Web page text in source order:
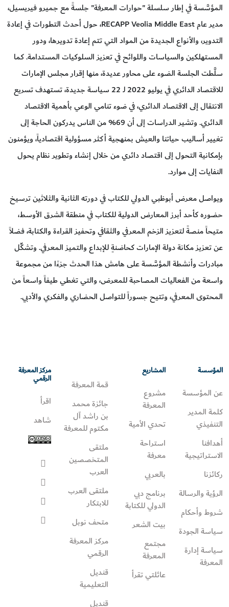
المؤسَّسة في إطار سلسلة "حوارات المعرفة" جلسةً مع جميرو فيريسيل،
مدير عام RECAPP Veolia Middle East، حول أحدث التطورات في إعادة
التدوير، والأنواع الجديدة من المواد التي تتم إعادة تدويرها، ودور
المستهلكين والسياسات واللوائح في تعزيز السلوكيات المستدامة. كما
سلَّطت الجلسة الضوء على محاور عديدة، منها إقرار مجلس الإمارات
للاقتصاد الدائري في يوليو 2022 لـ 22 سياسة جديدة، تستهدف تسريع
الانتقال إلى الاقتصاد الدائري، في ضوء تنامي الوعي بأهمية الاقتصاد
الدائري. وتشير الدراسات إلى أن 69% من الناس يدركون الحاجة إلى
تغيير أساليب حياتنا والعيش بمنهجية أكثر مسؤولية اقتصادياً، ويؤمنون
بإمكانية التحول إلى اقتصاد دائري من خلال إنشاء وتطوير نظام يحول
النفايات إلى موارد.
ويواصل معرض أبوظبي الدولي للكتاب في دورته الثانية والثلاثين ترسيخ
حضوره كأحد أبرز المعارض الدولية للكتاب في منطقة الشرق الأوسط،
متيحاً منصةً لتعزيز الزخم المعرفي والثقافي وتحفيز القراءة والكتابة، فضلاً
عن تعزيز مكانة دولة الإمارات كحاضنةٍ للإبداع والتميز المعرفي. وتشكِّل
مبادرات وأنشطة المؤسَّسة على هامش هذا الحدث جزءًا من مجموعة
واسعة من الفعاليات المصاحبة للمعرض، والتي تغطي طيفاً واسعاً من
المحتوى المعرفي، وتتيح جسوراً للتواصل الحضاري والفكري والأدبي.
المؤسسة
عن المؤسسة
كلمة المدير
التنفيذي
أهدافنا
الاستراتيجية
ركائزنا
الرؤية والرسالة
شروط وأحكام
سياسة الجودة
سياسة إدارة
المعرفة
المشاريع
مشروع
المعرفة
تحدي الأمية
استراحة
معرفة
بالعربي
برنامج دبي
الدولي للكتابة
بيت الشعر
مجتمع
المعرفة
عائلتي تقرأ‎
قمة المعرفة
جائزة محمد
بن راشد آل
مكتوم للمعرفة
ملتقى
المتخصصين
العرب
ملتقى العرب
للابتكار
متحف نوبل
مركز المعرفة
الرقمي
قنديل
التعليمية
قنديل
مركز المعرفة
الرقمي
اقرأ
شاهد